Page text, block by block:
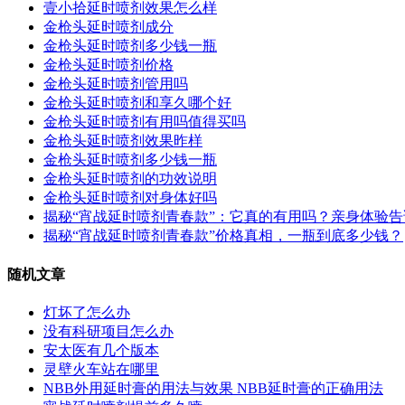
壹小拾延时喷剂效果怎么样
金枪头延时喷剂成分
金枪头延时喷剂多少钱一瓶
金枪头延时喷剂价格
金枪头延时喷剂管用吗
金枪头延时喷剂和享久哪个好
金枪头延时喷剂有用吗值得买吗
金枪头延时喷剂效果昨样
金枪头延时喷剂多少钱一瓶
金枪头延时喷剂的功效说明
金枪头延时喷剂对身体好吗
揭秘“宵战延时喷剂青春款”：它真的有用吗？亲身体验告
揭秘“宵战延时喷剂青春款”价格真相，一瓶到底多少钱？
随机文章
灯坏了怎么办
没有科研项目怎么办
安太医有几个版本
灵壁火车站在哪里
NBB外用延时膏的用法与效果 NBB延时膏的正确用法